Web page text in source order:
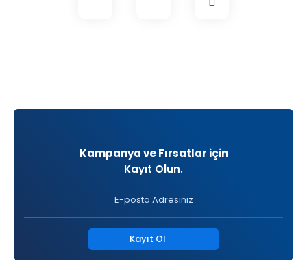
Kampanya ve Fırsatlar için
Kayıt Olun.
Kayıt Ol